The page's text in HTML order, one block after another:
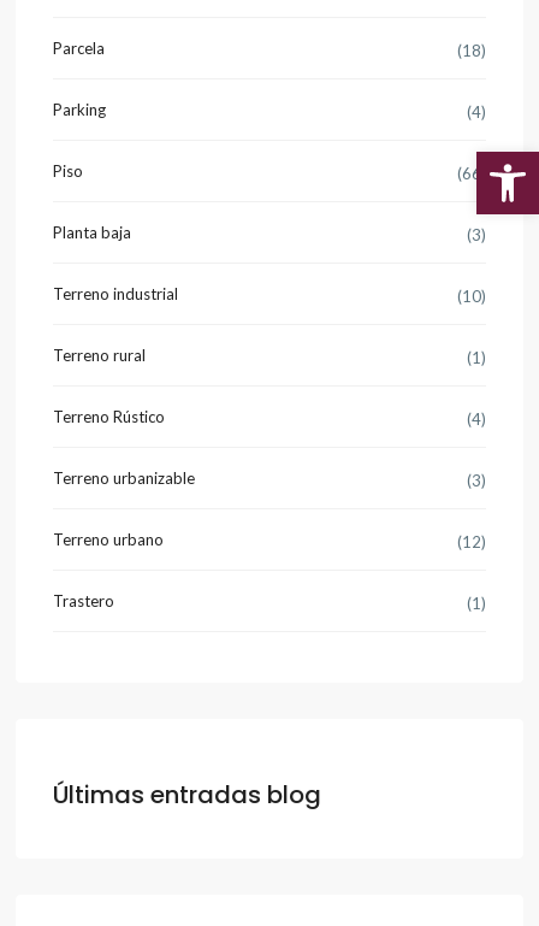
Parcela (18)
Parking (4)
Piso (66)
Planta baja (3)
Terreno industrial (10)
Terreno rural (1)
Terreno Rústico (4)
Terreno urbanizable (3)
Terreno urbano (12)
Trastero (1)
Últimas entradas blog